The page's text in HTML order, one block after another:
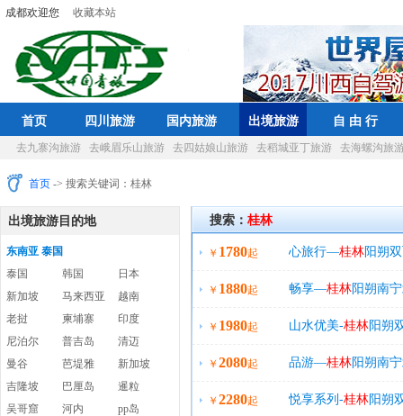
成都欢迎您 收藏本站
首页 四川旅游 国内旅游 出境旅游 自 由 行
去九寨沟旅游 去峨眉乐山旅游 去四姑娘山旅游 去稻城亚丁旅游 去海螺沟旅
首页 -> 搜索关键词：桂林
出境旅游目的地
东南亚 泰国
泰国
韩国
日本
新加坡
马来西亚
越南
老挝
柬埔寨
印度
尼泊尔
普吉岛
清迈
曼谷
芭堤雅
新加坡
吉隆坡
巴厘岛
暹粒
吴哥窟
河内
pp岛
搜索： 桂林
￥ 1780起 心旅行—桂林阳朔
景点
￥ 1880起 畅享—桂林阳朔南
内漓江
￥ 1980起 山水优美-桂林阳朔
江豪华三星游船
￥ 2080起 品游—桂林阳朔南
阳朔精华漓江
￥ 2280起 悦享系列-桂林阳朔